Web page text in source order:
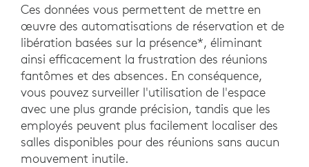
Ces données vous permettent de mettre en
œuvre des automatisations de réservation et de
libération basées sur la présence*, éliminant
ainsi efficacement la frustration des réunions
fantômes et des absences. En conséquence,
vous pouvez surveiller l'utilisation de l'espace
avec une plus grande précision, tandis que les
employés peuvent plus facilement localiser des
salles disponibles pour des réunions sans aucun
mouvement inutile.